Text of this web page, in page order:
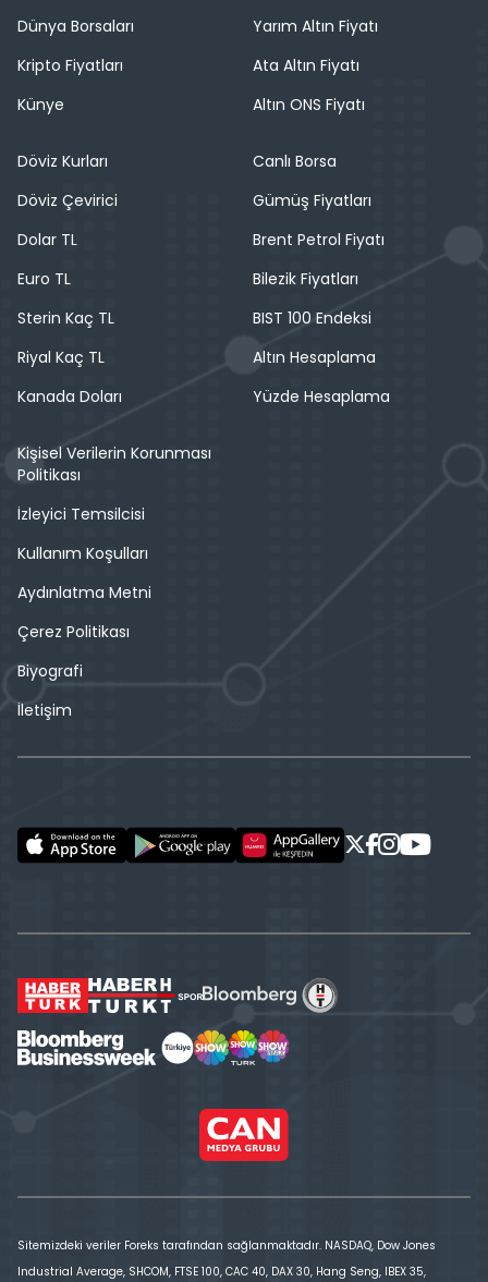
Dünya Borsaları
Kripto Fiyatları
Künye
Yarım Altın Fiyatı
Ata Altın Fiyatı
Altın ONS Fiyatı
Döviz Kurları
Döviz Çevirici
Dolar TL
Euro TL
Sterin Kaç TL
Riyal Kaç TL
Kanada Doları
Canlı Borsa
Gümüş Fiyatları
Brent Petrol Fiyatı
Bilezik Fiyatları
BIST 100 Endeksi
Altın Hesaplama
Yüzde Hesaplama
Kişisel Verilerin Korunması
Politikası
İzleyici Temsilcisi
Kullanım Koşulları
Aydınlatma Metni
Çerez Politikası
Biyografi
İletişim
Sitemizdeki veriler Foreks tarafından sağlanmaktadır. NASDAQ, Dow Jones
Industrial Average, SHCOM, FTSE 100, CAC 40, DAX 30, Hang Seng, IBEX 35,